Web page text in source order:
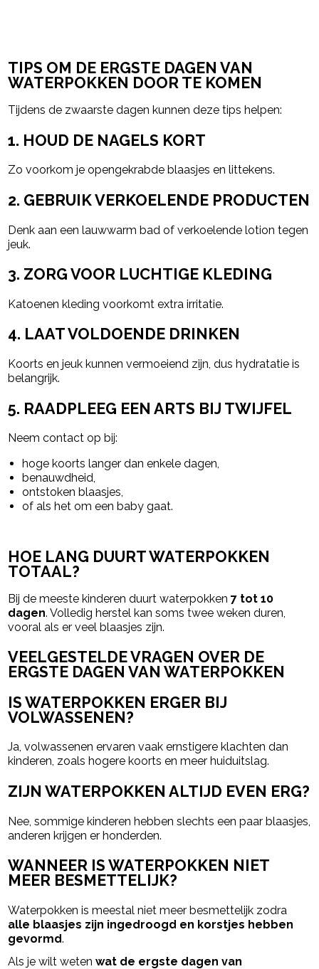
TIPS OM DE ERGSTE DAGEN VAN
WATERPOKKEN DOOR TE KOMEN
Tijdens de zwaarste dagen kunnen deze tips helpen:
1. HOUD DE NAGELS KORT
Zo voorkom je opengekrabde blaasjes en littekens.
2. GEBRUIK VERKOELENDE PRODUCTEN
Denk aan een lauwwarm bad of verkoelende lotion tegen
jeuk.
3. ZORG VOOR LUCHTIGE KLEDING
Katoenen kleding voorkomt extra irritatie.
4. LAAT VOLDOENDE DRINKEN
Koorts en jeuk kunnen vermoeiend zijn, dus hydratatie is
belangrijk.
5. RAADPLEEG EEN ARTS BIJ TWIJFEL
Neem contact op bij:
hoge koorts langer dan enkele dagen,
benauwdheid,
ontstoken blaasjes,
of als het om een baby gaat.
HOE LANG DUURT WATERPOKKEN
TOTAAL?
Bij de meeste kinderen duurt waterpokken7 tot 10
dagen. Volledig herstel kan soms twee weken duren,
vooral als er veel blaasjes zijn.
VEELGESTELDE VRAGEN OVER DE
ERGSTE DAGEN VAN WATERPOKKEN
IS WATERPOKKEN ERGER BIJ
VOLWASSENEN?
Ja, volwassenen ervaren vaak ernstigere klachten dan
kinderen, zoals hogere koorts en meer huiduitslag.
ZIJN WATERPOKKEN ALTIJD EVEN ERG?
Nee, sommige kinderen hebben slechts een paar blaasjes,
anderen krijgen er honderden.
WANNEER IS WATERPOKKEN NIET
MEER BESMETTELIJK?
Waterpokken is meestal niet meer besmettelijk zodra
alle blaasjes zijn ingedroogd en korstjes hebben
gevormd.
Als je wilt wetenwat de ergste dagen van